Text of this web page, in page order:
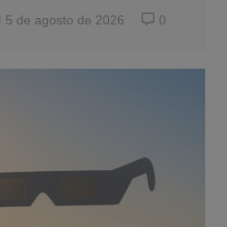
5 de agosto de 2026 0